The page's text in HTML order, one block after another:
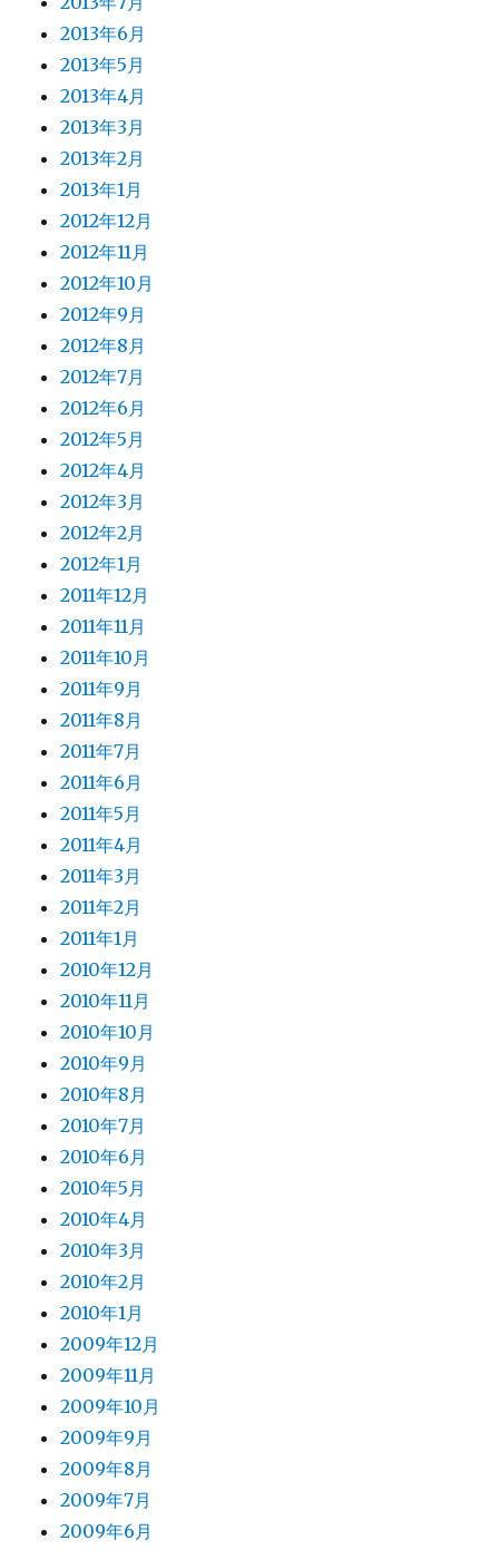
2013年6月
2013年5月
2013年4月
2013年3月
2013年2月
2013年1月
2012年12月
2012年11月
2012年10月
2012年9月
2012年8月
2012年7月
2012年6月
2012年5月
2012年4月
2012年3月
2012年2月
2012年1月
2011年12月
2011年11月
2011年10月
2011年9月
2011年8月
2011年7月
2011年6月
2011年5月
2011年4月
2011年3月
2011年2月
2011年1月
2010年12月
2010年11月
2010年10月
2010年9月
2010年8月
2010年7月
2010年6月
2010年5月
2010年4月
2010年3月
2010年2月
2010年1月
2009年12月
2009年11月
2009年10月
2009年9月
2009年8月
2009年7月
2009年6月